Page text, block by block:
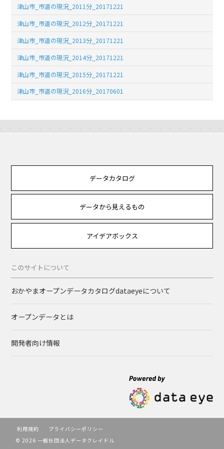
津山市_市道の現況_2011分_20171221
津山市_市道の現況_2012分_20171221
津山市_市道の現況_2013分_20171221
津山市_市道の現況_2014分_20171221
津山市_市道の現況_2015分_20171221
津山市_市道の現況_2016分_20170601
データカタログ
データから見えるもの
アイデアボックス
このサイトについて
おかやまオープンデータカタログdataeyeについて
オープンデータとは
開発者向け情報
利用規約
プライバシーポリシー
© 2026 一般社団法人データクレイドル